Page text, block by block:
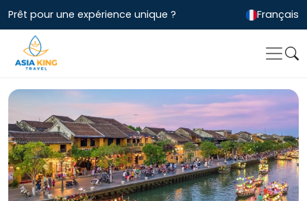
Prêt pour une expérience unique ? Français